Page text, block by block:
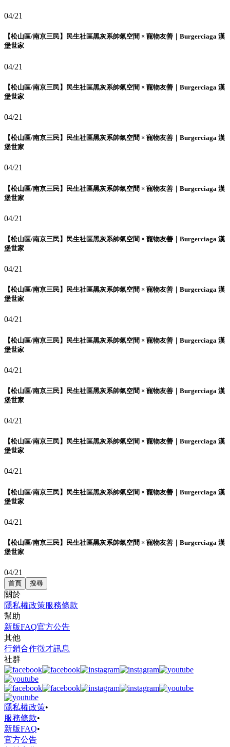
04/21
【松山區/南京三民】民生社區黑灰系帥氣空間 × 寵物友善｜Burgerciaga 漢
堡世家
04/21
【松山區/南京三民】民生社區黑灰系帥氣空間 × 寵物友善｜Burgerciaga 漢
堡世家
04/21
【松山區/南京三民】民生社區黑灰系帥氣空間 × 寵物友善｜Burgerciaga 漢
堡世家
04/21
【松山區/南京三民】民生社區黑灰系帥氣空間 × 寵物友善｜Burgerciaga 漢
堡世家
04/21
【松山區/南京三民】民生社區黑灰系帥氣空間 × 寵物友善｜Burgerciaga 漢
堡世家
04/21
【松山區/南京三民】民生社區黑灰系帥氣空間 × 寵物友善｜Burgerciaga 漢
堡世家
04/21
【松山區/南京三民】民生社區黑灰系帥氣空間 × 寵物友善｜Burgerciaga 漢
堡世家
04/21
【松山區/南京三民】民生社區黑灰系帥氣空間 × 寵物友善｜Burgerciaga 漢
堡世家
04/21
【松山區/南京三民】民生社區黑灰系帥氣空間 × 寵物友善｜Burgerciaga 漢
堡世家
04/21
【松山區/南京三民】民生社區黑灰系帥氣空間 × 寵物友善｜Burgerciaga 漢
堡世家
04/21
【松山區/南京三民】民生社區黑灰系帥氣空間 × 寵物友善｜Burgerciaga 漢
堡世家
04/21
首頁 搜尋
關於
隱私權政策服務條款
幫助
新版FAQ官方公告
其他
行銷合作徵才訊息
社群
隱私權政策•
服務條款•
新版FAQ•
官方公告